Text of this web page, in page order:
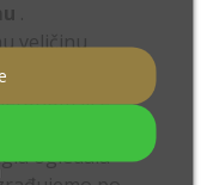
veličinu
ili e-
možemo
ogledala